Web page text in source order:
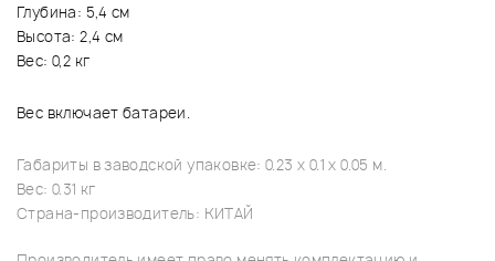
Глубина: 5,4 см
Высота: 2,4 см
Вес: 0,2 кг
Вес включает батареи.
Габариты в заводской упаковке: 0.23 x 0.1 x 0.05 м.
Вес: 0.31 кг
Страна-производитель: КИТАЙ